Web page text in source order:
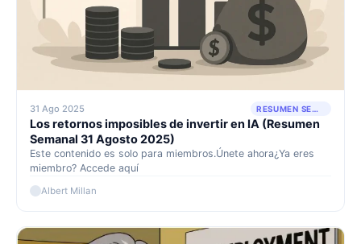
31 Ago 2025 RESUMEN SEMANAL
Los retornos imposibles de invertir en IA (Resumen
Semanal 31 Agosto 2025)
Este contenido es solo para miembros.Únete ahora¿Ya eres
miembro? Accede aquí
Albert Millan